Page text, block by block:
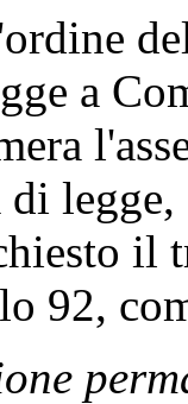
a
di
il
92,